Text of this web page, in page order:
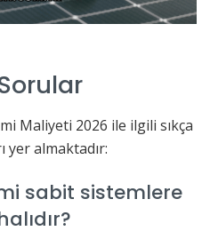
Maliyeti 2026 ile ilgili sıkça
yer almaktadır:
sabit sistemlere